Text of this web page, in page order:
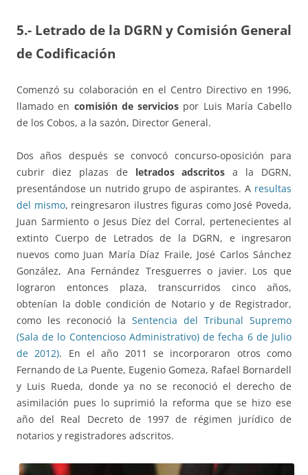
5.- Letrado de la DGRN y Comisión General
de Codificación
Comenzó su colaboración en el Centro Directivo en 1996,
llamado en comisión de servicios por Luis María Cabello
de los Cobos, a la sazón, Director General.
Dos años después se convocó concurso-oposición para
cubrir diez plazas de letrados adscritos a la DGRN,
presentándose un nutrido grupo de aspirantes. Aresultas
del mismo, reingresaron ilustres figuras como José Poveda,
Juan Sarmiento o Jesus Díez del Corral, pertenecientes al
extinto Cuerpo de Letrados de la DGRN, e ingresaron
nuevos como Juan María Díaz Fraile, José Carlos Sánchez
González, Ana Fernández Tresguerres o javier. Los que
lograron entonces plaza, transcurridos cinco años,
obtenían la doble condición de Notario y de Registrador,
como les reconoció la Sentencia del Tribunal Supremo
(Sala de lo Contencioso Administrativo) de fecha 6 de Julio
de 2012). En el año 2011 se incorporaron otros como
Fernando de La Puente, Eugenio Gomeza, Rafael Bornardell
y Luis Rueda, donde ya no se reconoció el derecho de
asimilación pues lo suprimió la reforma que se hizo ese
año del Real Decreto de 1997 de régimen jurídico de
notarios y registradores adscritos.